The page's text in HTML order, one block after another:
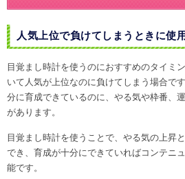
人気上位で負けてしまうときに使用
目覚まし時計を使うのにおすすめのタイミ
いて人気が上位なのに負けてしまう場合で
分に育成できているのに、やる気や枠番、
があります。
目覚まし時計を使うことで、やる気の上昇
でき、育成が十分にできていればコンテニ
能です。